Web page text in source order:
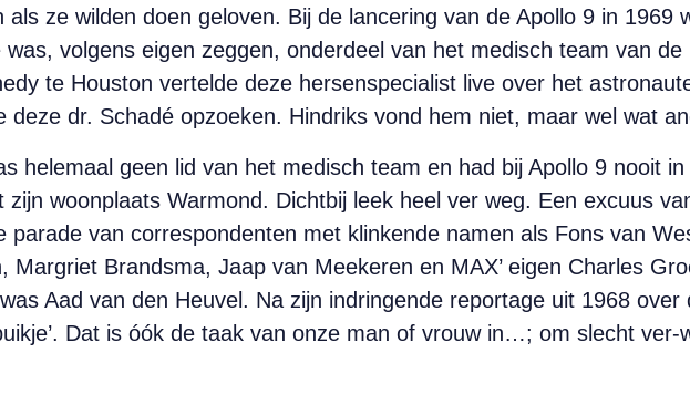
als ze wilden doen geloven. Bij de lancering van de Apollo 9 in 1969
was, volgens eigen zeggen, onderdeel van het medisch team van
te Houston vertelde deze hersenspecialist live over het
deze dr. Schadé opzoeken. Hindriks vond hem niet, maar wel wat
helemaal geen lid van het medisch team en had bij Apollo 9 nooit
zijn woonplaats Warmond. Dichtbij leek heel ver weg. Een excuus
parade van correspondenten met klinkende namen als Fons van
Margriet Brandsma, Jaap van Meekeren en MAX’ eigen Charles
Aad van den Heuvel. Na zijn indringende reportage uit 1968
Dat is óók de taak van onze man of vrouw in…; om slecht ver-